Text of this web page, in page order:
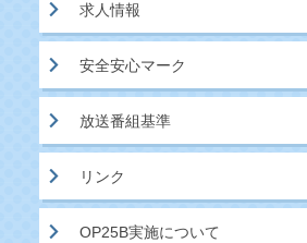
求人情報
安全安心マーク
放送番組基準
リンク
OP25B実施について